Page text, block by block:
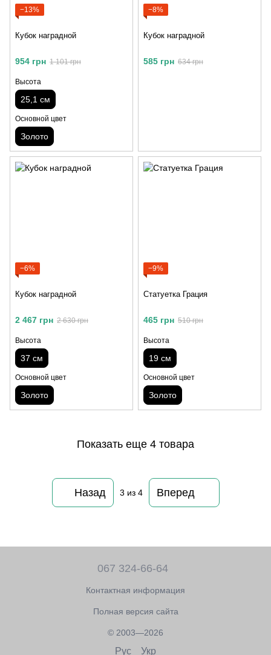
−13%
Кубок наградной
954 грн 1 101 грн
Высота
25,1 см
Основной цвет
Золото
−8%
Кубок наградной
585 грн 634 грн
−6%
Кубок наградной
2 467 грн 2 630 грн
Высота
37 см
Основной цвет
Золото
−9%
Статуетка Грация
465 грн 510 грн
Высота
19 см
Основной цвет
Золото
Показать еще 4 товара
Назад 3 из 4 Вперед
067 324-66-64
Контактная информация
Полная версия сайта
© 2003—2026
Рус Укр